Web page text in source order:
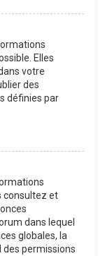
Elles
votre
des
définies par
consultez et
dans lequel
globales, la
des permissions